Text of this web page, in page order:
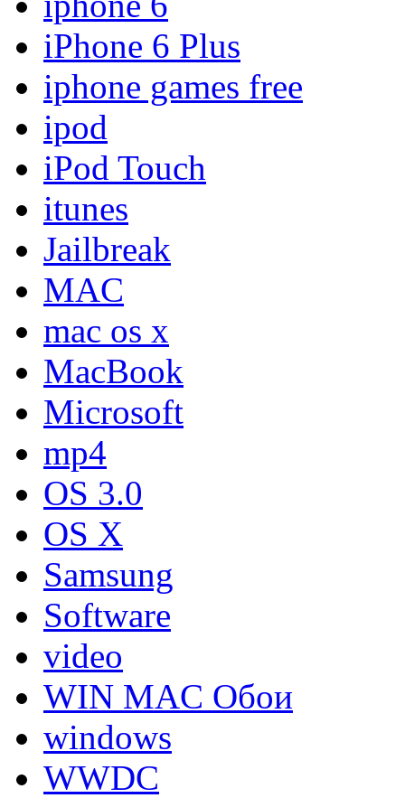
iPhone 6 Plus
iphone games free
ipod
iPod Touch
itunes
Jailbreak
MAC
mac os x
MacBook
Microsoft
mp4
OS 3.0
OS X
Samsung
Software
video
WIN MAC Обои
windows
WWDC